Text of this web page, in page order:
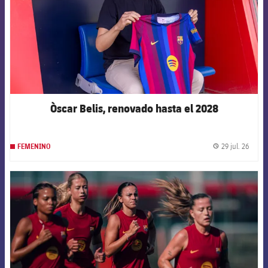
Òscar Belis, renovado hasta el 2028
FEMENINO 29 jul. 26
FCB Barcelona badge